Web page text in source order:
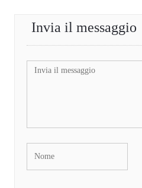
Invia il messaggio